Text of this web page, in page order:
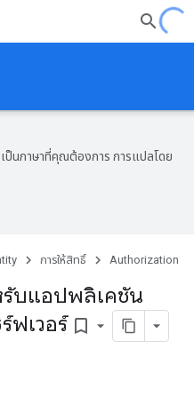
ป็นภาษาที่คุณต้องการ การแปลโดย
การให้สิทธิ์ Authorization
บแอปพลิเคชัน
ฟเวอร์ bookmark_border